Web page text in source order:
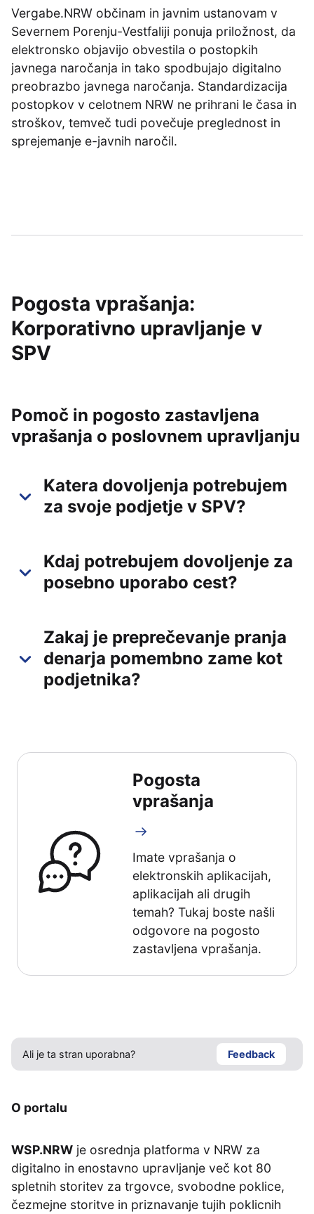
Vergabe.NRW občinam in javnim ustanovam v
Severnem Porenju-Vestfaliji ponuja priložnost, da
elektronsko objavijo obvestila o postopkih
javnega naročanja in tako spodbujajo digitalno
preobrazbo javnega naročanja. Standardizacija
postopkov v celotnem NRW ne prihrani le časa in
stroškov, temveč tudi povečuje preglednost in
sprejemanje e-javnih naročil.
Pogosta vprašanja:
Korporativno upravljanje v
SPV
Pomoč in pogosto zastavljena
vprašanja o poslovnem upravljanju
Katera dovoljenja potrebujem
za svoje podjetje v SPV?
Kdaj potrebujem dovoljenje za
posebno uporabo cest?
Zakaj je preprečevanje pranja
denarja pomembno zame kot
podjetnika?
Pogosta
vprašanja
Imate vprašanja o
elektronskih aplikacijah,
aplikacijah ali drugih
temah? Tukaj boste našli
odgovore na pogosto
zastavljena vprašanja.
Ali je ta stran uporabna? Feedback
O portalu
WSP.NRW je osrednja platforma v NRW za
digitalno in enostavno upravljanje več kot 80
spletnih storitev za trgovce, svobodne poklice,
čezmejne storitve in priznavanje tujih poklicnih